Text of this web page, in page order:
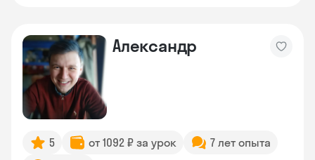
Александр
5 от 1092 ₽ за урок
7 лет опыта